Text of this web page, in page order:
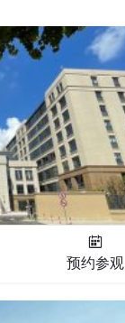
预约参观